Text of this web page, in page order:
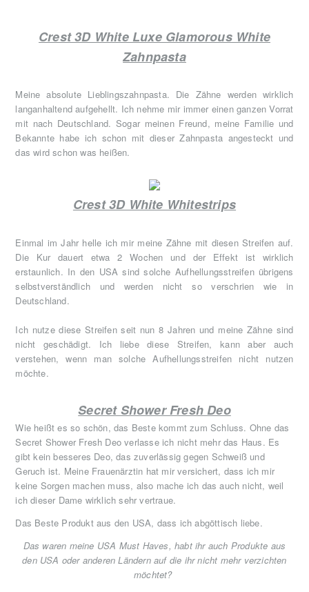
Crest 3D White Luxe Glamorous White
Zahnpasta
Meine absolute Lieblingszahnpasta. Die Zähne werden wirklich
langanhaltend aufgehellt. Ich nehme mir immer einen ganzen Vorrat
mit nach Deutschland. Sogar meinen Freund, meine Familie und
Bekannte habe ich schon mit dieser Zahnpasta angesteckt und
das wird schon was heißen.
Crest 3D White Whitestrips
Einmal im Jahr helle ich mir meine Zähne mit diesen Streifen auf.
Die Kur dauert etwa 2 Wochen und der Effekt ist wirklich
erstaunlich. In den USA sind solche Aufhellungsstreifen übrigens
selbstverständlich und werden nicht so verschrien wie in
Deutschland.
Ich nutze diese Streifen seit nun 8 Jahren und meine Zähne sind
nicht geschädigt. Ich liebe diese Streifen, kann aber auch
verstehen, wenn man solche Aufhellungsstreifen nicht nutzen
möchte.
Secret Shower Fresh Deo
Wie heißt es so schön, das Beste kommt zum Schluss. Ohne das
Secret Shower Fresh Deo verlasse ich nicht mehr das Haus. Es
gibt kein besseres Deo, das zuverlässig gegen Schweiß und
Geruch ist. Meine Frauenärztin hat mir versichert, dass ich mir
keine Sorgen machen muss, also mache ich das auch nicht, weil
ich dieser Dame wirklich sehr vertraue.
Das Beste Produkt aus den USA, dass ich abgöttisch liebe.
Das waren meine USA Must Haves, habt ihr auch Produkte aus
den USA oder anderen Ländern auf die ihr nicht mehr verzichten
möchtet?